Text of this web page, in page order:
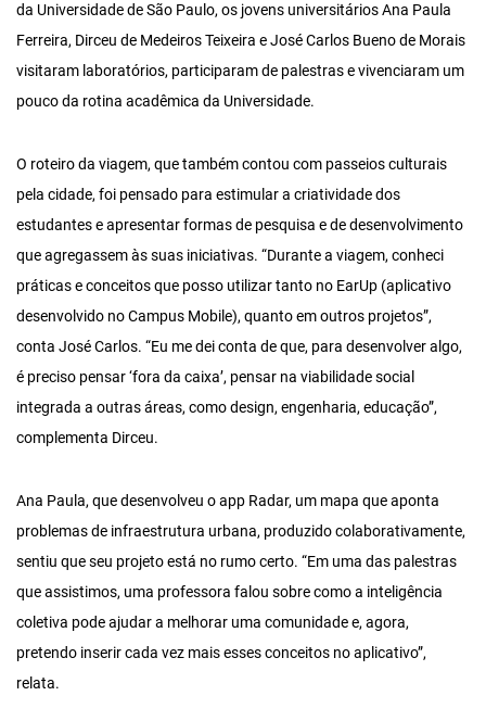
da Universidade de São Paulo, os jovens universitários Ana Paula
Ferreira, Dirceu de Medeiros Teixeira e José Carlos Bueno de Morais
visitaram laboratórios, participaram de palestras e vivenciaram um
pouco da rotina acadêmica da Universidade.
O roteiro da viagem, que também contou com passeios culturais
pela cidade, foi pensado para estimular a criatividade dos
estudantes e apresentar formas de pesquisa e de desenvolvimento
que agregassem às suas iniciativas. “Durante a viagem, conheci
práticas e conceitos que posso utilizar tanto no EarUp (aplicativo
desenvolvido no Campus Mobile), quanto em outros projetos”,
conta José Carlos. “Eu me dei conta de que, para desenvolver algo,
é preciso pensar ‘fora da caixa’, pensar na viabilidade social
integrada a outras áreas, como design, engenharia, educação”,
complementa Dirceu.
Ana Paula, que desenvolveu o app Radar, um mapa que aponta
problemas de infraestrutura urbana, produzido colaborativamente,
sentiu que seu projeto está no rumo certo. “Em uma das palestras
que assistimos, uma professora falou sobre como a inteligência
coletiva pode ajudar a melhorar uma comunidade e, agora,
pretendo inserir cada vez mais esses conceitos no aplicativo”,
relata.